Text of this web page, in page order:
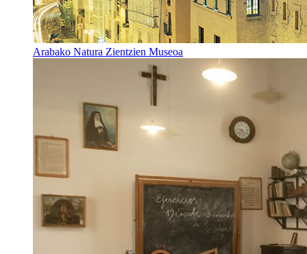
Arabako Natura Zientzien Museoa